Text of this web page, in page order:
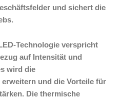
und sichert die
Technologie verspricht
auf Intensität und
wird die
und die Vorteile für
Die thermische